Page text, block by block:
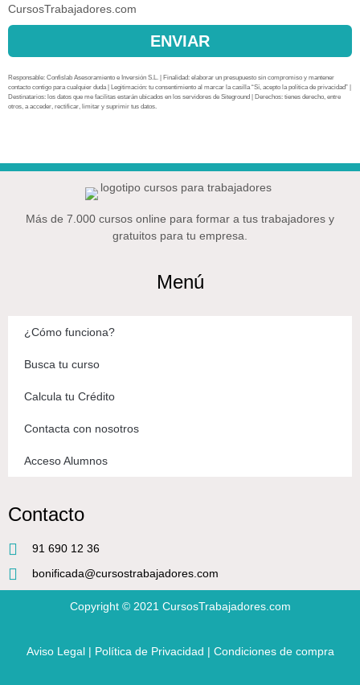
CursosTrabajadores.com
ENVIAR
Responsable: Confislab Asesoramiento e Inversión S.L. | Finalidad: elaborar un presupuesto sin compromiso y mantener
contacto contigo para cualquier duda | Legitimación: tu consentimiento al marcar la casilla “Sí, acepto la política de privacidad” |
Destinatarios: los datos que me facilitas estarán ubicados en los servidores de Siteground | Derechos: tienes derecho, entre
otros, a acceder, rectificar, limitar y suprimir tus datos.
Más de 7.000 cursos online para formar a tus trabajadores y
gratuitos para tu empresa.
Menú
¿Cómo funciona?
Busca tu curso
Calcula tu Crédito
Contacta con nosotros
Acceso Alumnos
Contacto
91 690 12 36
bonificada@cursostrabajadores.com
Copyright © 2021 CursosTrabajadores.com
Aviso Legal| Política de Privacidad | Condiciones de compra